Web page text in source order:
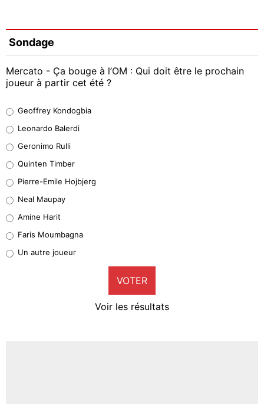
Sondage
Mercato - Ça bouge à l’OM : Qui doit être le prochain
joueur à partir cet été ?
38%
32%
5%
1%
9%
Geoffrey Kondogbia
Leonardo Balerdi
Geronimo Rulli
Quinten Timber
Pierre-Emile Hojbjerg
Neal Maupay
Amine Harit
Faris Moumbagna
Un autre joueur
VOTER
Voir les résultats